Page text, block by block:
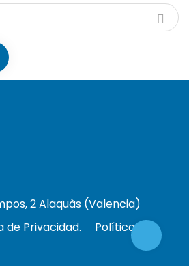
2 Alaquàs (Valencia)
de Privacidad.
Política de